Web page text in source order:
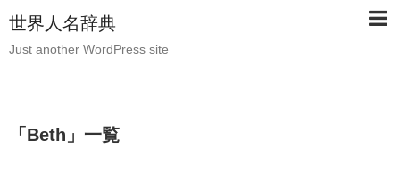
世界人名辞典
Just another WordPress site
「 Beth 」 一覧